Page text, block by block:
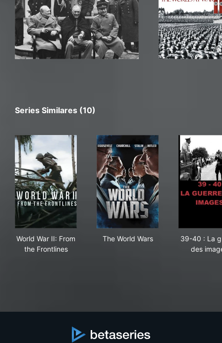
Series Similares (10)
World War II: From
the Frontlines
The World Wars
39-40 : La
des